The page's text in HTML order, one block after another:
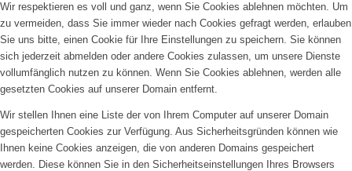
Wir respektieren es voll und ganz, wenn Sie Cookies ablehnen möchten. Um
zu vermeiden, dass Sie immer wieder nach Cookies gefragt werden, erlauben
Sie uns bitte, einen Cookie für Ihre Einstellungen zu speichern. Sie können
sich jederzeit abmelden oder andere Cookies zulassen, um unsere Dienste
vollumfänglich nutzen zu können. Wenn Sie Cookies ablehnen, werden alle
gesetzten Cookies auf unserer Domain entfernt.
Wir stellen Ihnen eine Liste der von Ihrem Computer auf unserer Domain
gespeicherten Cookies zur Verfügung. Aus Sicherheitsgründen können wie
Ihnen keine Cookies anzeigen, die von anderen Domains gespeichert
werden. Diese können Sie in den Sicherheitseinstellungen Ihres Browsers